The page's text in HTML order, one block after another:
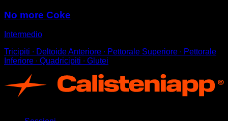
No more Coke
Intermedio
Tricipiti ∙ Deltoide Anteriore ∙ Pettorale Superiore ∙ Pettorale
Inferiore ∙ Quadricipiti ∙ Glutei